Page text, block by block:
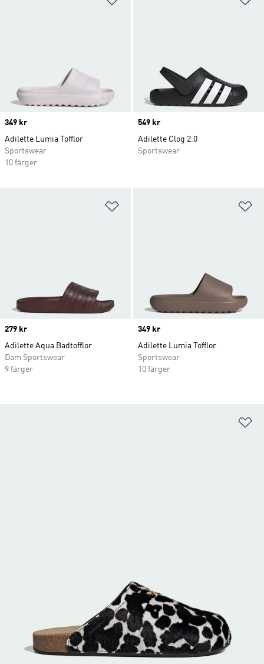
Price
349 kr
Adilette Lumia Tofflor
Sportswear
10 färger
Price
549 kr
Adilette Clog 2.0
Sportswear
Price
279 kr
Adilette Aqua Badtofflor
Dam Sportswear
9 färger
Price
349 kr
Adilette Lumia Tofflor
Sportswear
10 färger